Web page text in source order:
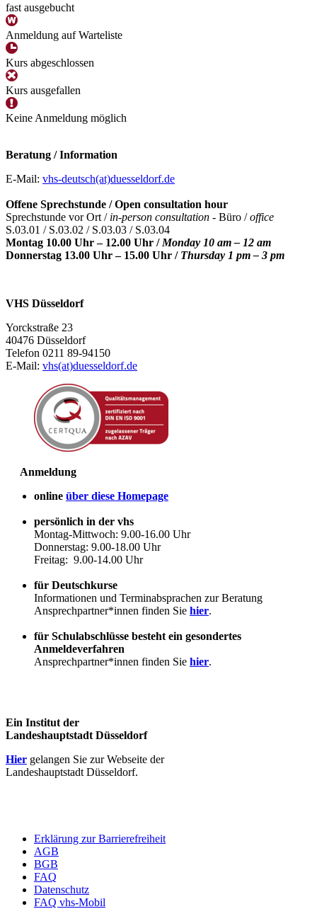
fast ausgebucht
Anmeldung auf Warteliste
Kurs abgeschlossen
Kurs ausgefallen
Keine Anmeldung möglich
Beratung / Information
E-Mail: vhs-deutsch(at)duesseldorf.de
Offene Sprechstunde / Open consultation hour
Sprechstunde vor Ort / in-person consultation - Büro /office
S.03.01 / S.03.02 / S.03.03 / S.03.04
Montag 10.00 Uhr – 12.00 Uhr / Monday 10 am – 12 am
Donnerstag 13.00 Uhr – 15.00 Uhr / Thursday 1 pm – 3 pm
VHS Düsseldorf
Yorckstraße 23
40476 Düsseldorf
Telefon 0211 89-94150
E-Mail: vhs(at)duesseldorf.de
Anmeldung
online über diese Homepage
persönlich in der vhs
Montag-Mittwoch: 9.00-16.00 Uhr
Donnerstag: 9.00-18.00 Uhr
Freitag: 9.00-14.00 Uhr
für Deutschkurse
Informationen und Terminabsprachen zur Beratung
Ansprechpartner*innen finden Sie hier.
für Schulabschlüsse besteht ein gesondertes
Anmeldeverfahren
Ansprechpartner*innen finden Sie hier.
Ein Institut der
Landeshauptstadt Düsseldorf
Hier gelangen Sie zur Webseite der
Landeshauptstadt Düsseldorf.
Erklärung zur Barrierefreiheit
AGB
BGB
FAQ
Datenschutz
FAQ vhs-Mobil